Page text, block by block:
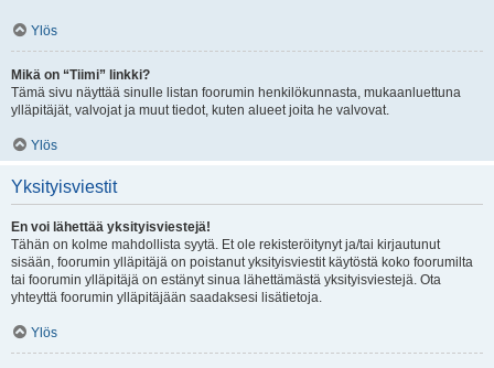
Ylös
Mikä on “Tiimi” linkki?
Tämä sivu näyttää sinulle listan foorumin henkilökunnasta, mukaanluettuna
ylläpitäjät, valvojat ja muut tiedot, kuten alueet joita he valvovat.
Ylös
Yksityisviestit
En voi lähettää yksityisviestejä!
Tähän on kolme mahdollista syytä. Et ole rekisteröitynyt ja/tai kirjautunut
sisään, foorumin ylläpitäjä on poistanut yksityisviestit käytöstä koko foorumilta
tai foorumin ylläpitäjä on estänyt sinua lähettämästä yksityisviestejä. Ota
yhteyttä foorumin ylläpitäjään saadaksesi lisätietoja.
Ylös